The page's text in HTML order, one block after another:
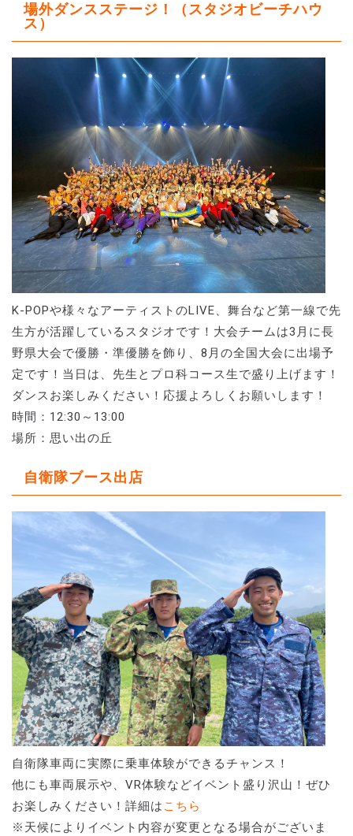
場外ダンスステージ！（スタジオビーチハウ
ス）
K-POPや様々なアーティストのLIVE、舞台など第一線で先
生方が活躍しているスタジオです！大会チームは3月に長
野県大会で優勝・準優勝を飾り、8月の全国大会に出場予
定です！当日は、先生とプロ科コース生で盛り上げます！
ダンスお楽しみください！応援よろしくお願いします！
時間：12:30～13:00
場所：思い出の丘
自衛隊ブース出店
自衛隊車両に実際に乗車体験ができるチャンス！
他にも車両展示や、VR体験などイベント盛り沢山！ぜひ
お楽しみください！詳細は こちら
※天候によりイベント内容が変更となる場合がございま